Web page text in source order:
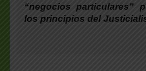
“negocios particulares”
los principios del